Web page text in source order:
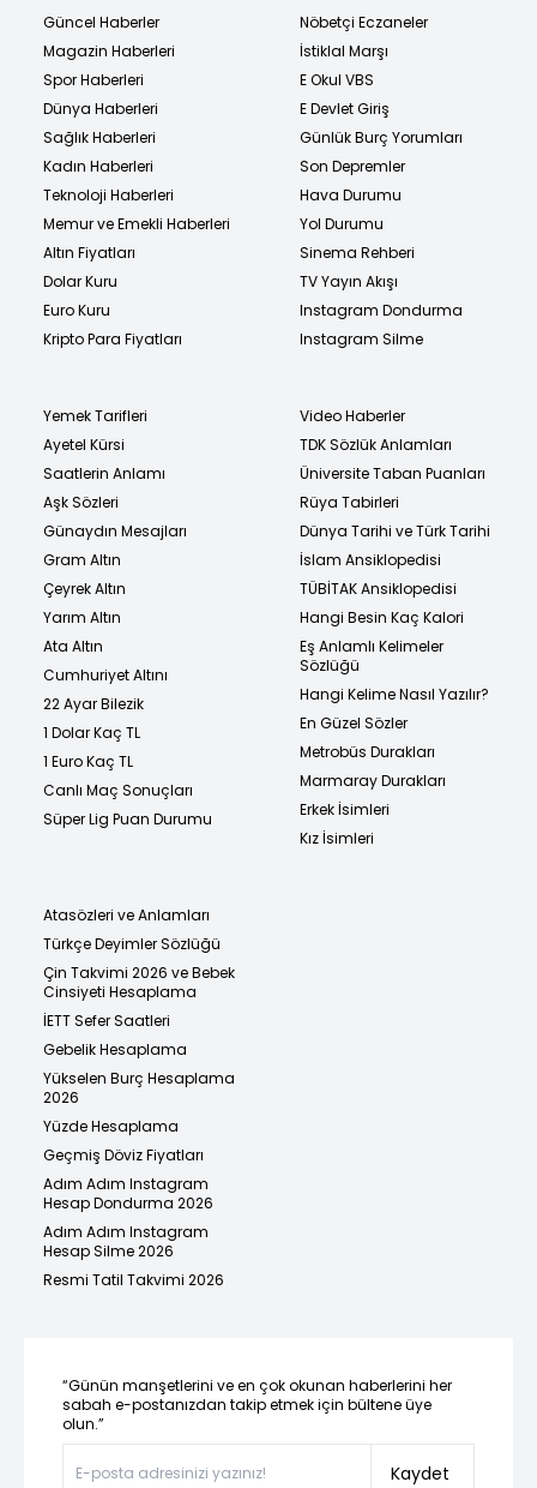
Güncel Haberler
Magazin Haberleri
Spor Haberleri
Dünya Haberleri
Sağlık Haberleri
Kadın Haberleri
Teknoloji Haberleri
Memur ve Emekli Haberleri
Altın Fiyatları
Dolar Kuru
Euro Kuru
Kripto Para Fiyatları
Nöbetçi Eczaneler
İstiklal Marşı
E Okul VBS
E Devlet Giriş
Günlük Burç Yorumları
Son Depremler
Hava Durumu
Yol Durumu
Sinema Rehberi
TV Yayın Akışı
Instagram Dondurma
Instagram Silme
Yemek Tarifleri
Ayetel Kürsi
Saatlerin Anlamı
Aşk Sözleri
Günaydın Mesajları
Gram Altın
Çeyrek Altın
Yarım Altın
Ata Altın
Cumhuriyet Altını
22 Ayar Bilezik
1 Dolar Kaç TL
1 Euro Kaç TL
Canlı Maç Sonuçları
Süper Lig Puan Durumu
Video Haberler
TDK Sözlük Anlamları
Üniversite Taban Puanları
Rüya Tabirleri
Dünya Tarihi ve Türk Tarihi
İslam Ansiklopedisi
TÜBİTAK Ansiklopedisi
Hangi Besin Kaç Kalori
Eş Anlamlı Kelimeler
Sözlüğü
Hangi Kelime Nasıl Yazılır?
En Güzel Sözler
Metrobüs Durakları
Marmaray Durakları
Erkek İsimleri
Kız İsimleri
Atasözleri ve Anlamları
Türkçe Deyimler Sözlüğü
Çin Takvimi 2026 ve Bebek
Cinsiyeti Hesaplama
İETT Sefer Saatleri
Gebelik Hesaplama
Yükselen Burç Hesaplama
2026
Yüzde Hesaplama
Geçmiş Döviz Fiyatları
Adım Adım Instagram
Hesap Dondurma 2026
Adım Adım Instagram
Hesap Silme 2026
Resmi Tatil Takvimi 2026
“Günün manşetlerini ve en çok okunan haberlerini her
sabah e-postanızdan takip etmek için bültene üye
olun.”
Kaydet